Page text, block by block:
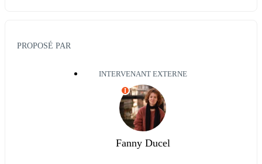
PROPOSÉ PAR
INTERVENANT EXTERNE
I
Fanny Ducel